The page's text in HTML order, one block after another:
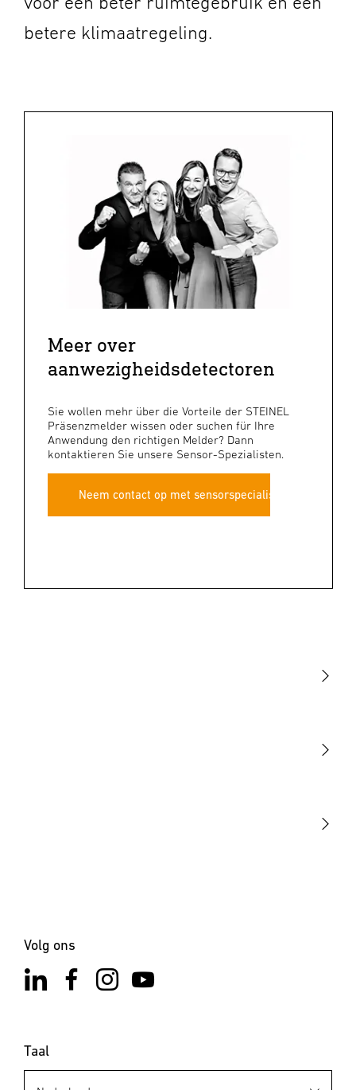
betere klimaatregeling.
Meer over
aanwezigheidsdetectoren
Sie wollen mehr über die Vorteile der STEINEL
Präsenzmelder wissen oder suchen für Ihre
Anwendung den richtigen Melder? Dann
kontaktieren Sie unsere Sensor-Spezialisten.
Neem contact op met sensorspecialist
Volg ons
Taal